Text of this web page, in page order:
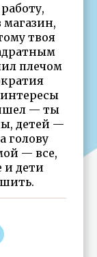
твоя
плечом
интересы
— ты
детей —
голову
— все,
и дети